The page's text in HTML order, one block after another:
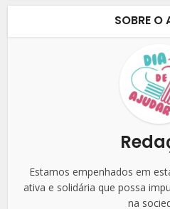
SOBRE O
Estamos empenhados em
ativa e solidária que possa
na